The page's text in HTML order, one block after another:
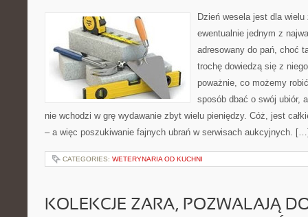
Dzień wesela jest dla
ewentualnie jednym z
adresowany do pań, choć
trochę dowiedzą się z
poważnie, co możemy
sposób dbać o swój ubiór,
nie wchodzi w grę wydawanie zbyt wielu pieniędzy. Cóż, jest
– a więc poszukiwanie fajnych ubrań w serwisach aukcyjnych.
CATEGORIES: WETERYNARIA OD KUCHNI
KOLEKCJE ZARA, POZWALAJĄ